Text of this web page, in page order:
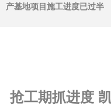
产基地项目施工进度已过半
抢工期抓进度